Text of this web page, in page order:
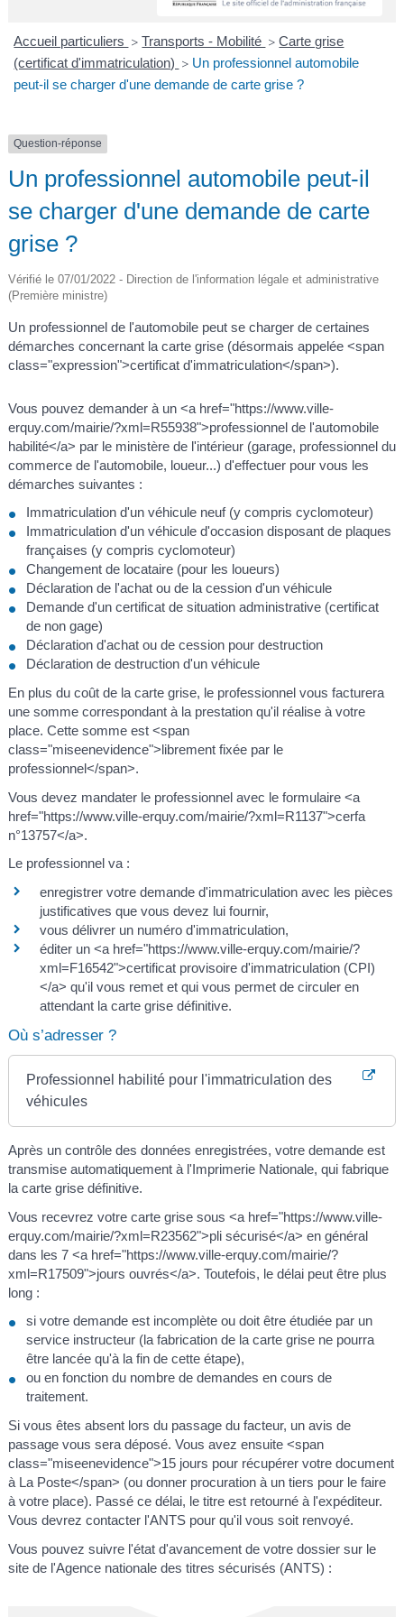
R E
Accueil particuliers > Transports - Mobilité > Carte grise
(certificat d'immatriculation) > Un professionnel automobile
peut-il se charger d'une demande de carte grise ?
Question-réponse
Un professionnel automobile peut-il
se charger d'une demande de carte
grise ?
Vérifié le 07/01/2022 - Direction de l'information légale et administrative
(Première ministre)
Un professionnel de l'automobile peut se charger de certaines
démarches concernant la carte grise (désormais appelée <span
class="expression">certificat d'immatriculation</span>).
Vous pouvez demander à un <a href="https://www.ville-
erquy.com/mairie/?xml=R55938">professionnel de l'automobile
habilité</a> par le ministère de l'intérieur (garage, professionnel du
commerce de l'automobile, loueur...) d'effectuer pour vous les
démarches suivantes :
Immatriculation d'un véhicule neuf (y compris cyclomoteur)
Immatriculation d'un véhicule d'occasion disposant de plaques
françaises (y compris cyclomoteur)
Changement de locataire (pour les loueurs)
Déclaration de l'achat ou de la cession d'un véhicule
Demande d'un certificat de situation administrative (certificat
de non gage)
Déclaration d'achat ou de cession pour destruction
Déclaration de destruction d'un véhicule
En plus du coût de la carte grise, le professionnel vous facturera
une somme correspondant à la prestation qu'il réalise à votre
place. Cette somme est <span
class="miseenevidence">librement fixée par le
professionnel</span>.
Vous devez mandater le professionnel avec le formulaire <a
href="https://www.ville-erquy.com/mairie/?xml=R1137">cerfa
n°13757</a>.
Le professionnel va :
enregistrer votre demande d'immatriculation avec les pièces
justificatives que vous devez lui fournir,
vous délivrer un numéro d'immatriculation,
éditer un <a href="https://www.ville-erquy.com/mairie/?
xml=F16542">certificat provisoire d'immatriculation (CPI)
</a> qu'il vous remet et qui vous permet de circuler en
attendant la carte grise définitive.
Où s’adresser ?
Professionnel habilité pour l'immatriculation des
véhicules
Après un contrôle des données enregistrées, votre demande est
transmise automatiquement à l'Imprimerie Nationale, qui fabrique
la carte grise définitive.
Vous recevrez votre carte grise sous <a href="https://www.ville-
erquy.com/mairie/?xml=R23562">pli sécurisé</a> en général
dans les 7 <a href="https://www.ville-erquy.com/mairie/?
xml=R17509">jours ouvrés</a>. Toutefois, le délai peut être plus
long :
si votre demande est incomplète ou doit être étudiée par un
service instructeur (la fabrication de la carte grise ne pourra
être lancée qu'à la fin de cette étape),
ou en fonction du nombre de demandes en cours de
traitement.
Si vous êtes absent lors du passage du facteur, un avis de
passage vous sera déposé. Vous avez ensuite <span
class="miseenevidence">15 jours pour récupérer votre document
à La Poste</span> (ou donner procuration à un tiers pour le faire
à votre place). Passé ce délai, le titre est retourné à l'expéditeur.
Vous devrez contacter l'ANTS pour qu'il vous soit renvoyé.
Vous pouvez suivre l'état d'avancement de votre dossier sur le
site de l'Agence nationale des titres sécurisés (ANTS) :